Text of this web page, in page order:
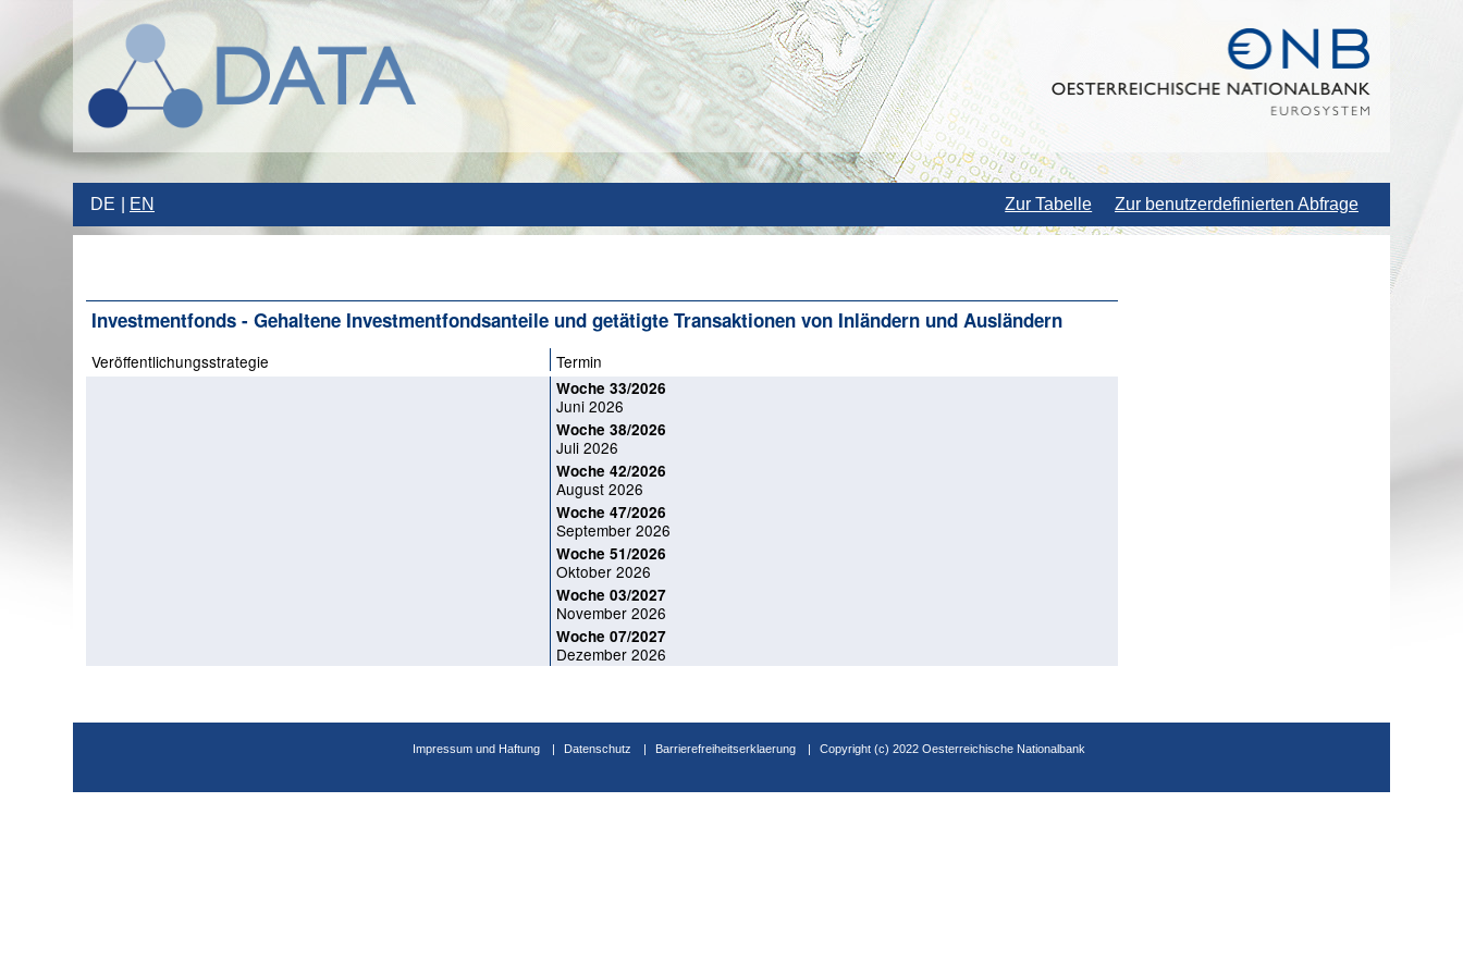
DE EN Zur Tabelle Zur benutzerdefinierten Abfrage
Investmentfonds - Gehaltene Investmentfondsanteile und getätigte Transaktionen von Inländern und Ausländern
Veröffentlichungsstrategie Termin
Woche 33/2026
Juni 2026
Woche 38/2026
Juli 2026
Woche 42/2026
August 2026
Woche 47/2026
September 2026
Woche 51/2026
Oktober 2026
Woche 03/2027
November 2026
Woche 07/2027
Dezember 2026
Impressum und Haftung Datenschutz Barrierefreiheitserklaerung Copyright (c) 2022 Oesterreichische Nationalbank